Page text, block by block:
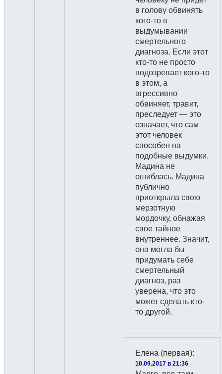
в голову обвинять
кого-то в
выдумывании
смертельного
диагноза. Если этот
кто-то не просто
подозревает кого-то
в этом, а
агрессивно
обвиняет, травит,
преследует — это
означает, что сам
этот человек
способен на
подобные выдумки.
Мадина не
ошиблась. Мадина
публично
приоткрыла свою
мерзотную
мордочку, обнажая
свое тайное
внутреннее. Значит,
она могла бы
придумать себе
смертельный
диагноз, раз
уверена, что это
может сделать кто-
то другой.
Елена (первая):
10.09.2017 в 21:36